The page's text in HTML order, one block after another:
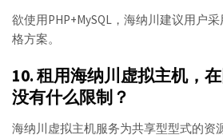
欲使用PHP+MySQL，海纳川建议用户
格方案。
10. 租用海纳川虚拟主机，
没有什么限制？
海纳川虚拟主机服务为共享型型式的资